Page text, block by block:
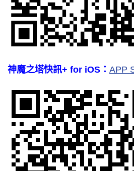
神魔之塔快訊+ for iOS： APP